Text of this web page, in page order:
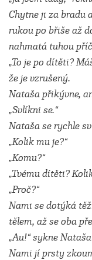
Chytne ji za bradu
rukou po břiše až
nahmatá tuhou
„To je po dítěti?
že je vzrušený.
Nataša přikývne,
„Svlíkni se.“
Nataša se rychle
„Kolik mu je?“
„Komu?“
„Tvému dítěti?
„Proč?“
Nami se dotýká
tělem, až se oba
„Au!“ sykne
Nami jí prsty